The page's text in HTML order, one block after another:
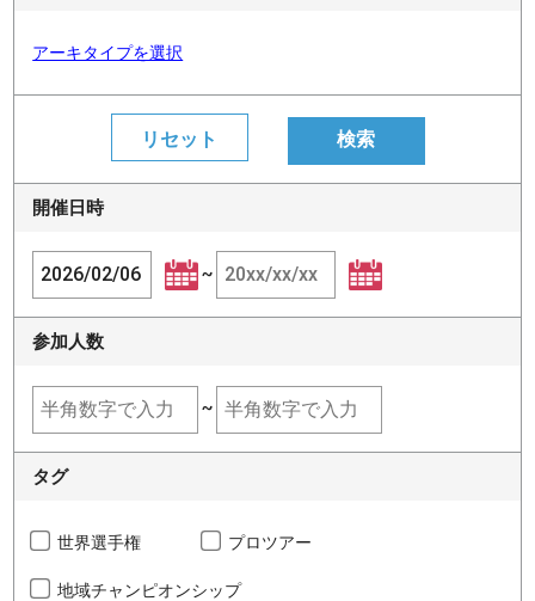
アーキタイプを選択
開催日時
~
参加人数
~
タグ
世界選手権 プロツアー
地域チャンピオンシップ